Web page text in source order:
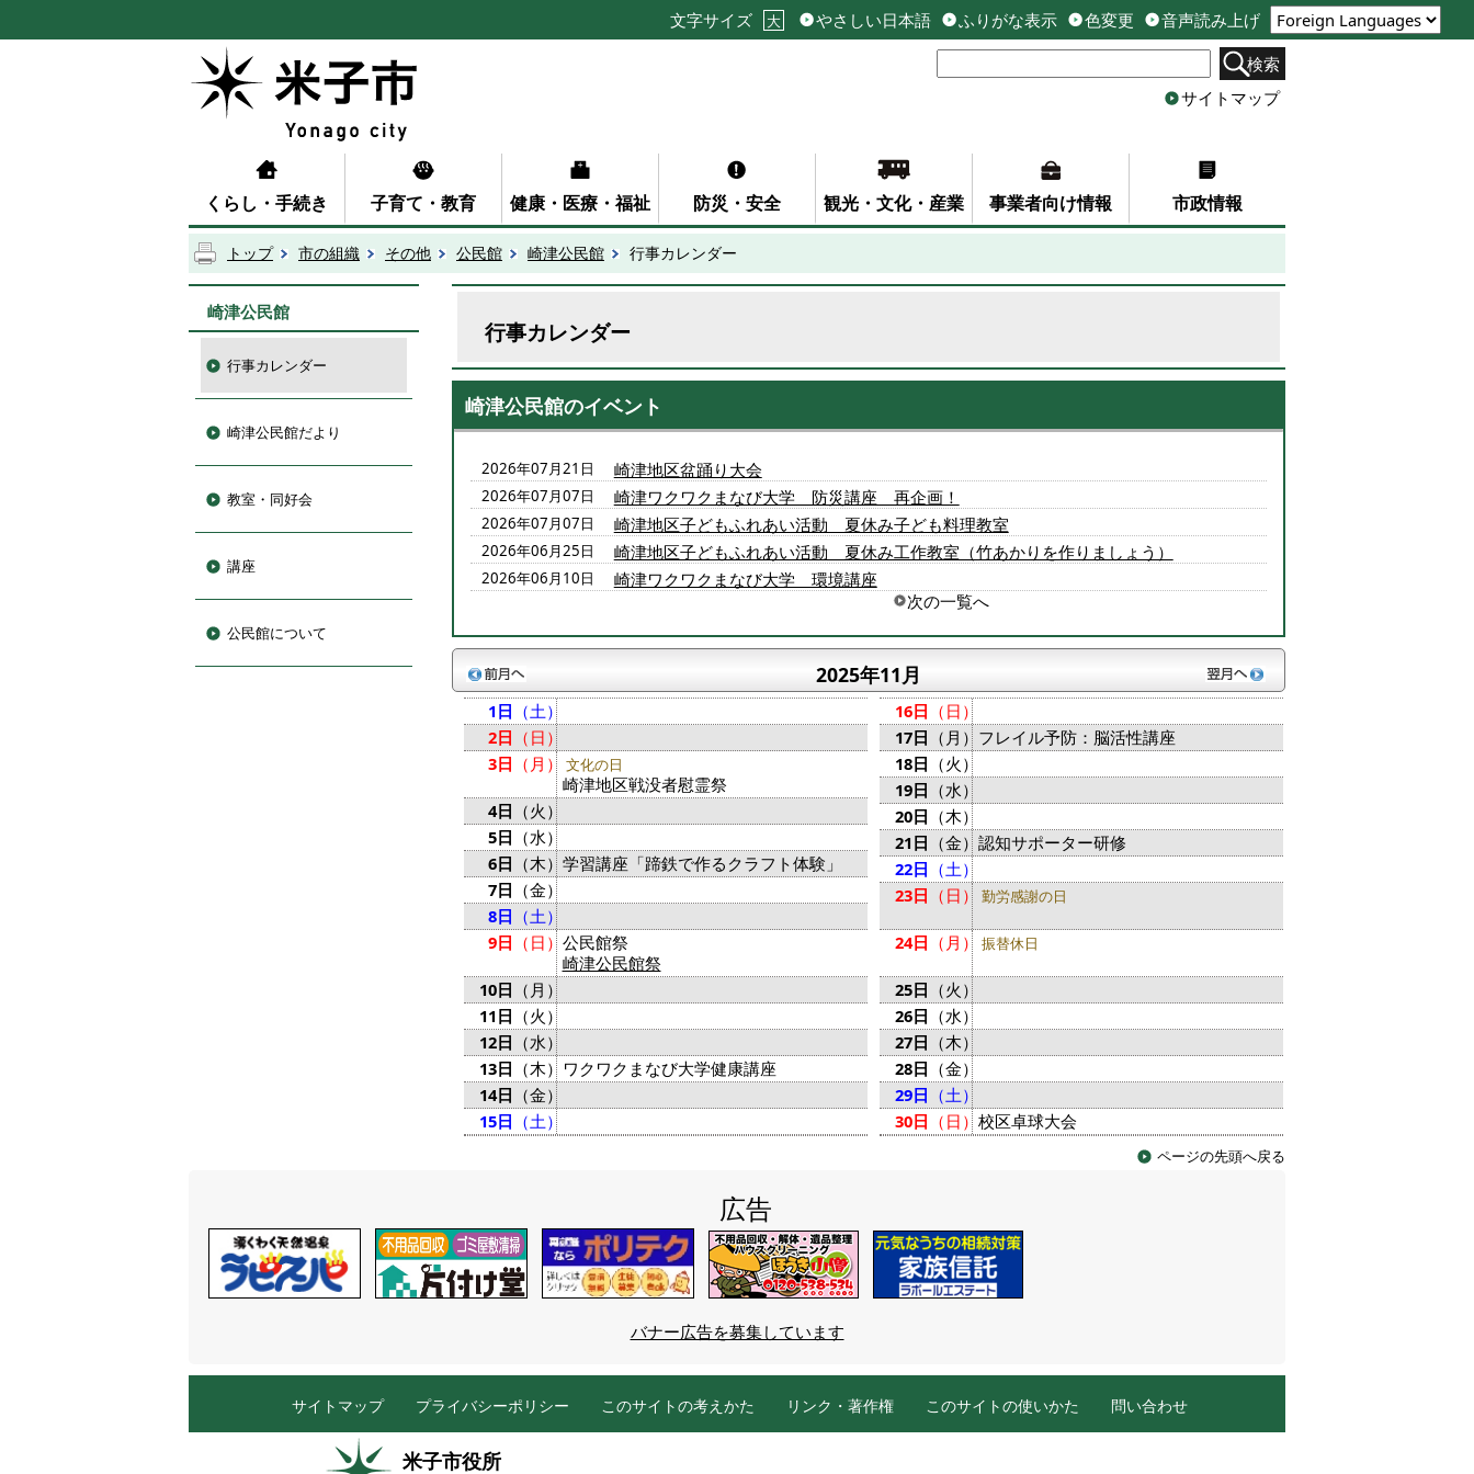
文字サイズ 大 やさしい日本語 ふりがな表示 色変更
音声読み上げ
検索
サイトマップ
くらし・手続き 子育て・教育 健康・医療・福祉 防災・安全 観光・文化・産業 事業者向け情報 市政情報
トップ 市の組織 その他 公民館 崎津公民館 行事カレンダー
崎津公民館
行事カレンダー
崎津公民館だより
教室・同好会
講座
公民館について
行事カレンダー
崎津公民館のイベント
2026年07月21日 崎津地区盆踊り大会
2026年07月07日 崎津ワクワクまなび大学 防災講座 再企画！
2026年07月07日 崎津地区子どもふれあい活動 夏休み子ども料理教室
2026年06月25日 崎津地区子どもふれあい活動 夏休み工作教室（竹あかりを作りましょう）
2026年06月10日
崎津ワクワクまなび大学 環境講座
次の一覧へ
2025年11月
1日 （土）
2日 （日）
3日 （月） 文化の日
崎津地区戦没者慰霊祭
4日 （火）
5日 （水）
6日 （木）学習講座「蹄鉄で作るクラフト体験」
7日 （金）
8日 （土）
9日 （日）公民館祭
崎津公民館祭
10日 （月）
11日 （火）
12日 （水）
13日 （木） ワクワクまなび大学健康講座
14日 （金）
15日 （土）
16日 （日）
17日 （月） フレイル予防：脳活性講座
18日 （火）
19日 （水）
20日 （木）
21日 （金）認知サポーター研修
22日 （土）
23日 （日） 勤労感謝の日
24日 （月） 振替休日
25日 （火）
26日 （水）
27日 （木）
28日 （金）
29日 （土）
30日 （日）校区卓球大会
ページの先頭へ戻る
広告
バナー広告を募集しています
サイトマップ プライバシーポリシー このサイトの考えかた リンク・著作権 このサイトの使いかた 問い合わせ
米子市役所